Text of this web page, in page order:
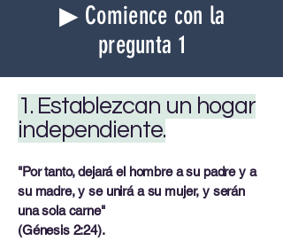
▶ Comience con la
pregunta 1
1. Establezcan un hogar
independiente.
"Por tanto, dejará el hombre a su padre y a
su madre, y se unirá a su mujer, y serán
una sola carne"
(Génesis 2:24).